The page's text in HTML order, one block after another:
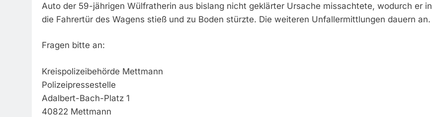
Auto der 59-jährigen Wülfratherin aus bislang nicht geklärter Ursache missachtete, wodurch er in
die Fahrertür des Wagens stieß und zu Boden stürzte. Die weiteren Unfallermittlungen dauern an.
Fragen bitte an:
Kreispolizeibehörde Mettmann
Polizeipressestelle
Adalbert-Bach-Platz 1
40822 Mettmann